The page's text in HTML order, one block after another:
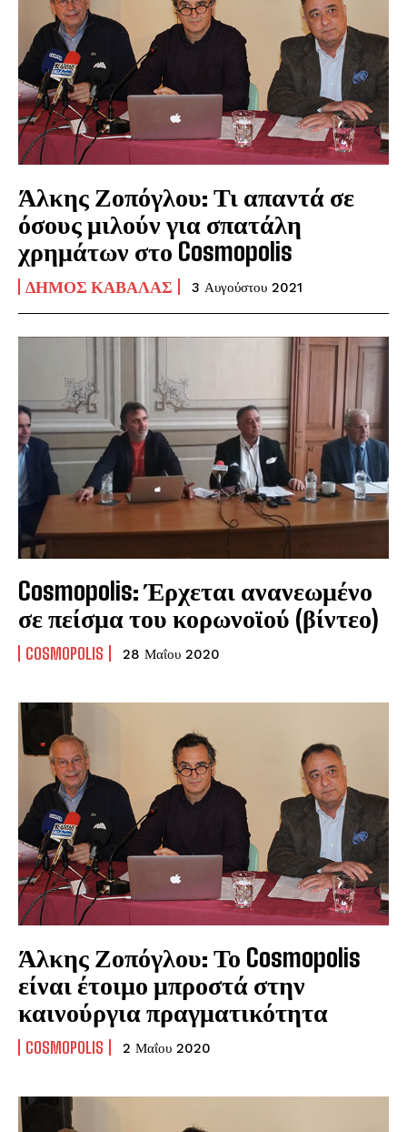
Άλκης Ζοπόγλου: Τι απαντά σε
όσους μιλούν για σπατάλη
χρημάτων στο Cosmopolis
ΔΉΜΟΣ ΚΑΒΆΛΑΣ 3 Αυγούστου 2021
Cosmopolis: Έρχεται ανανεωμένο
σε πείσμα του κορωνοϊού (βίντεο)
COSMOPOLIS 28 Μαΐου 2020
Άλκης Ζοπόγλου: Το Cosmopolis
είναι έτοιμο μπροστά στην
καινούργια πραγματικότητα
COSMOPOLIS 2 Μαΐου 2020